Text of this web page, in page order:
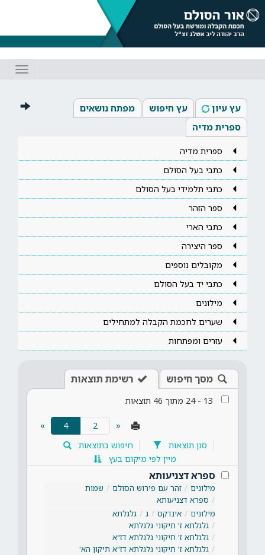
עץ עיון עץ חיפוש
מפתח נושאים
ספרית מדיה
ספרית מדיה
כתבי בעל הסולם
כתבי תלמידי בעל הסולם
ספר הזהר
כתבי הארי
ספר היצירה
מקובלים נוספים
כתבי יד בעל הסולם
מילונים
שערים לחכמת הקבלה למתחילים
עזרים ומפתחות
מסך חיפוש רשימת תוצאות
13
-
24 מתוך 46 תוצאות
«
4
»
סנן תוצאות
חיפוש בתוצאות
מיין לפי מיקום בעץ
ספרא דצניעותא
מילונים זהר עם פירוש הסולם
שמות
ספרא דצניעותא
מילונים
אינדקס ג
גלגלתא
גלגלתא ז' תיקוני גלגלתא
גלגלתא ז' תיקוני גלגלתא דז"א
גלגלתא ז' תיקוני גלגלתא דז"א תיקון הא'